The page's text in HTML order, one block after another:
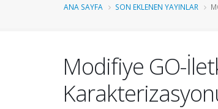
ANA SAYFA SON EKLENEN YAYINLAR
Modifiye GO-